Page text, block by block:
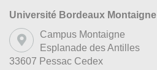
Université Bordeaux Montaigne
Campus Montaigne
Esplanade des Antilles
33607 Pessac Cedex